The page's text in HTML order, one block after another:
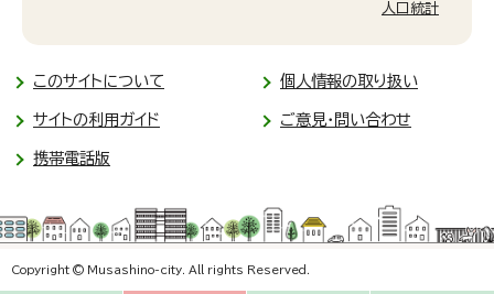
人口統計
このサイトについて 個人情報の取り扱い
サイトの利用ガイド ご意見・問い合わせ
携帯電話版
Copyright © Musashino-city. All rights Reserved.